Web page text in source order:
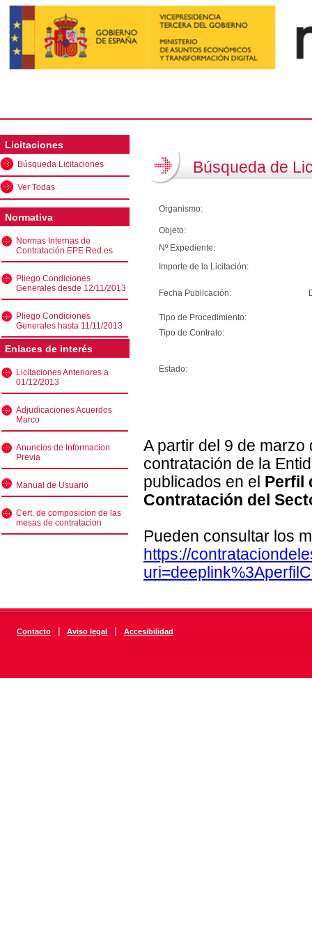
Licitaciones
Búsqueda Licitaciones
Ver Todas
Normativa
Normas Internas de
Contratación EPE Red.es
Pliego Condiciones
Generales desde 12/11/2013
Pliego Condiciones
Generales hasta 11/11/2013
Enlaces de interés
Licitaciones Anteriores a
01/12/2013
Adjudicaciones Acuerdos
Marco
Anuncios de Informacion
Previa
Manual de Usuario
Cert. de composicion de las
mesas de contratacion
Búsqueda de
Organismo:
Objeto:
Nº Expediente:
Importe de la Licitación:
Fecha Publicación:
Tipo de Procedimiento:
Tipo de Contrato:
Estado:
A partir del 9 de
contratación de la
publicados en el Perfil
Contratación del
Pueden consultar los
https://
Contacto | Aviso legal | Accesibilidad